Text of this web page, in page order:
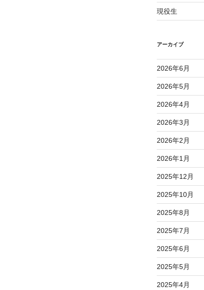
現役生
アーカイブ
2026年6月
2026年5月
2026年4月
2026年3月
2026年2月
2026年1月
2025年12月
2025年10月
2025年8月
2025年7月
2025年6月
2025年5月
2025年4月